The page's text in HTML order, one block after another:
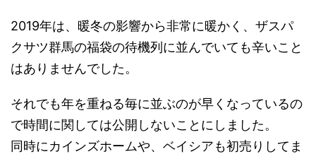
2019年は、暖冬の影響から非常に暖かく、ザスパ
クサツ群馬の福袋の待機列に並んでいても辛いこと
はありませんでした。
それでも年を重ねる毎に並ぶのが早くなっているの
で時間に関しては公開しないことにしました。
同時にカインズホームや、ベイシアも初売りしてま